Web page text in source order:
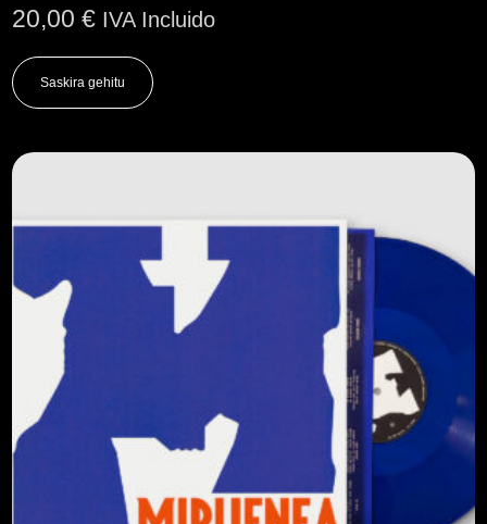
20,00€ IVA Incluido
Saskira gehitu